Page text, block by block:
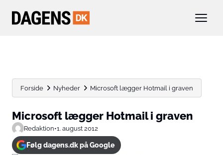
Forside Nyheder Microsoft lægger Hotmail i graven
Microsoft lægger Hotmail i graven
Redaktion•1. august 2012
Følg dagens.dk på Google